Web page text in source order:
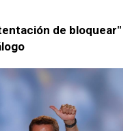
de bloquear"